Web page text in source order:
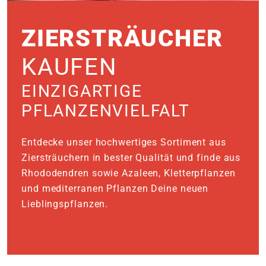
ZIERSTRÄUCHER
KAUFEN
EINZIGARTIGE
PFLANZENVIELFALT
Entdecke unser hochwertiges Sortiment aus
Ziersträuchern in bester Qualität und finde aus
Rhododendren sowie Azaleen, Kletterpflanzen
und mediterranen Pflanzen Deine neuen
Lieblingspflanzen.